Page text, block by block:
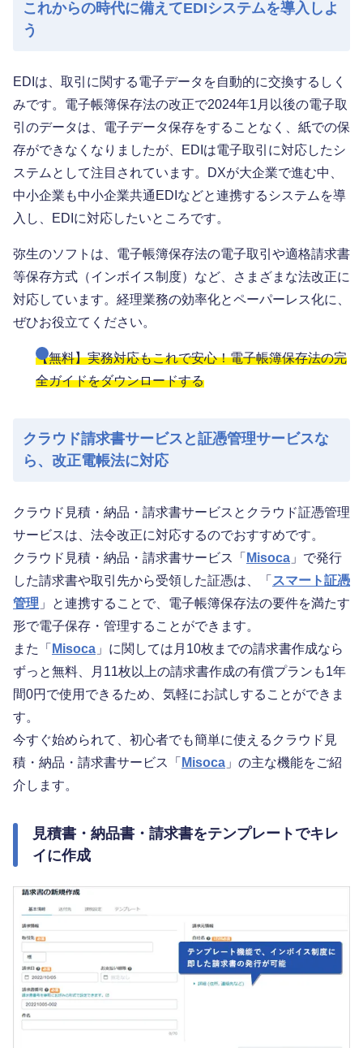
これからの時代に備えてEDIシステムを導入しよ
う
EDIは、取引に関する電子データを自動的に交換するしく
みです。電子帳簿保存法の改正で2024年1月以後の電子取
引のデータは、電子データ保存をすることなく、紙での保
存ができなくなりましたが、EDIは電子取引に対応したシ
ステムとして注目されています。DXが大企業で進む中、
中小企業も中小企業共通EDIなどと連携するシステムを導
入し、EDIに対応したいところです。
弥生のソフトは、電子帳簿保存法の電子取引や適格請求書
等保存方式（インボイス制度）など、さまざまな法改正に
対応しています。経理業務の効率化とペーパーレス化に、
ぜひお役立てください。
【無料】実務対応もこれで安心！電子帳簿保存法の完
全ガイドをダウンロードする
クラウド請求書サービスと証憑管理サービスな
ら、改正電帳法に対応
クラウド見積・納品・請求書サービスとクラウド証憑管理
サービスは、法令改正に対応するのでおすすめです。
クラウド見積・納品・請求書サービス「 Misoca 」で発行
した請求書や取引先から受領した証憑は、「 スマート証憑
管理 」と連携することで、電子帳簿保存法の要件を満たす
形で電子保存・管理することができます。
また「 Misoca 」に関しては月10枚までの請求書作成なら
ずっと無料、月11枚以上の請求書作成の有償プランも1年
間0円で使用できるため、気軽にお試しすることができま
す。
今すぐ始められて、初心者でも簡単に使えるクラウド見
積・納品・請求書サービス「 Misoca 」の主な機能をご紹
介します。
見積書・納品書・請求書をテンプレートでキレ
イに作成